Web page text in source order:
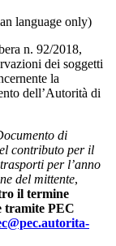
language only)
n. 92/2018,
dei soggetti
la
dell’Autorità di
di
contributo per il
per l’anno
del mittente,
il termine
tramite PEC